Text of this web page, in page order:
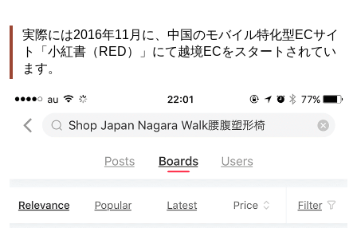
実際には2016年11月に、中国のモバイル特化型ECサイ
ト「小紅書（RED）」にて越境ECをスタートされてい
ます。